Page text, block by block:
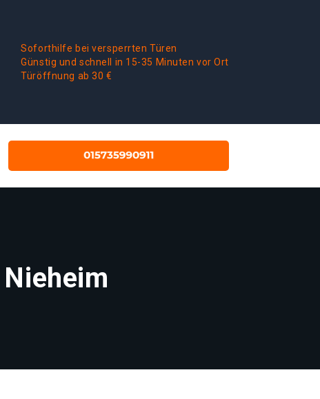
Soforthilfe bei versperrten Türen
Günstig und schnell in 15-35 Minuten vor Ort
Türöffnung ab 30 €